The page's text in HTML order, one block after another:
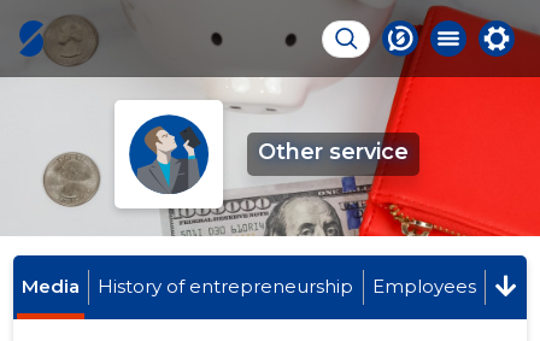
Other service
Media History of entrepreneurship Employees